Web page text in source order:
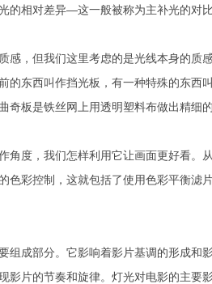
的相对差异—这一般被称为主补光的对比
感，但我们这里考虑的是光线本身的质
的东西叫作挡光板，有一种特殊的东西
板是铁丝网上用透明塑料布做出精细的
角度，我们怎样利用它让画面更好看。
色彩控制，这就包括了使用色彩平衡滤
组成部分。它影响着影片基调的形成和
影片的节奏和旋律。灯光对电影的主要